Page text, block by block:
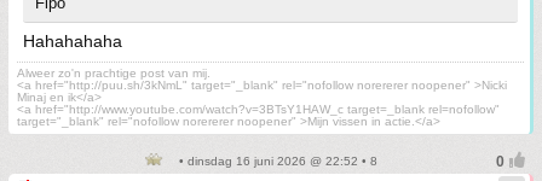
Hahahahaha
Alweer zo'n prachtige post van mij.
<a href="http://puu.sh/3kNmL" target="_blank" rel="nofollow norererer noopener" >Nicki
Minaj en ik</a>
<a href="http://www.youtube.com/watch?v=3BTsY1HAW_c target=_blank rel=nofollow"
target="_blank" rel="nofollow norererer noopener" >Mijn vissen in actie.</a>
• dinsdag 16 juni 2026 @ 22:52 • 8